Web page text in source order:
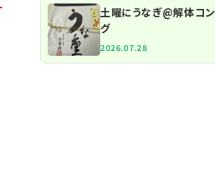
土曜にうなぎ@解体コン
グ
2026.07.28